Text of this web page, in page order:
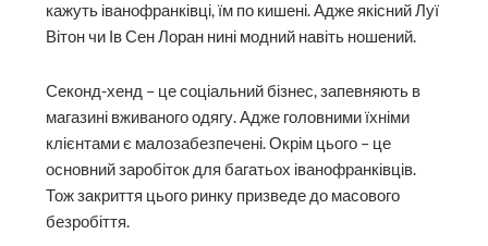
кажуть іванофранківці, їм по кишені. Адже якісний Луї
Вітон чи Ів Сен Лоран нині модний навіть ношений.
Секонд-хенд – це соціальний бізнес, запевняють в
магазині вживаного одягу. Адже головними їхніми
клієнтами є малозабезпечені. Окрім цього – це
основний заробіток для багатьох іванофранківців.
Тож закриття цього ринку призведе до масового
безробіття.